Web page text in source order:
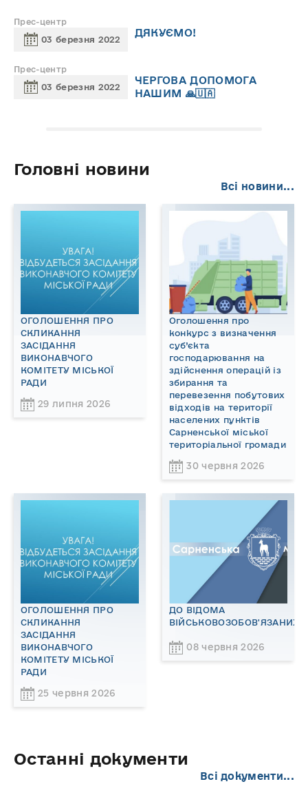
Прес-центр
03 березня 2022
ДЯКУЄМО!
Прес-центр
03 березня 2022
ЧЕРГОВА ДОПОМОГА
НАШИМ 🙏🇺🇦
Головні новини
Всі новини...
ОГОЛОШЕННЯ ПРО
СКЛИКАННЯ
ЗАСІДАННЯ
ВИКОНАВЧОГО
КОМІТЕТУ МІСЬКОЇ
РАДИ
29 липня 2026
Оголошення про
конкурс з визначення
суб’єкта
господарювання на
здійснення операцій із
збирання та
перевезення побутових
відходів на території
населених пунктів
Сарненської міської
територіальної громади
30 червня 2026
ОГОЛОШЕННЯ ПРО
СКЛИКАННЯ
ЗАСІДАННЯ
ВИКОНАВЧОГО
КОМІТЕТУ МІСЬКОЇ
РАДИ
25 червня 2026
ДО ВІДОМА
ВІЙСЬКОВОЗОБОВ'ЯЗАНИХ!
08 червня 2026
Останні документи
Всі документи...